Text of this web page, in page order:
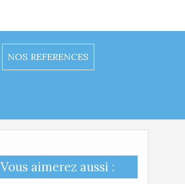
NOS REFERENCES
Vous aimerez aussi :